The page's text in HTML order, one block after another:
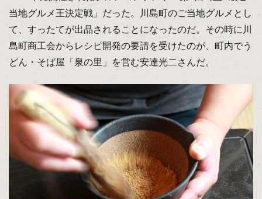
当地グルメ王決定戦」だった。川島町のご当地グルメとし
て、すったてが出品されることになったのだ。その時に川
島町商工会からレシピ開発の要請を受けたのが、町内でう
どん・そば屋「泉の里」を営む安達光二さんだ。